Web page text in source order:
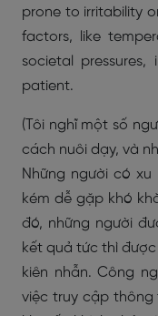
prone to irritability
factors, like
societal
patient.
(Tôi nghĩ một số
cách nuôi dạy, và
Những người có
kém dễ gặp khó
đó, những người
kết quả tức thì
kiên nhẫn. Công
việc truy cập thông